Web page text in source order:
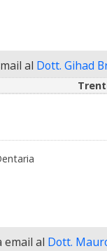
al Dott. Gihad
email al Dott.